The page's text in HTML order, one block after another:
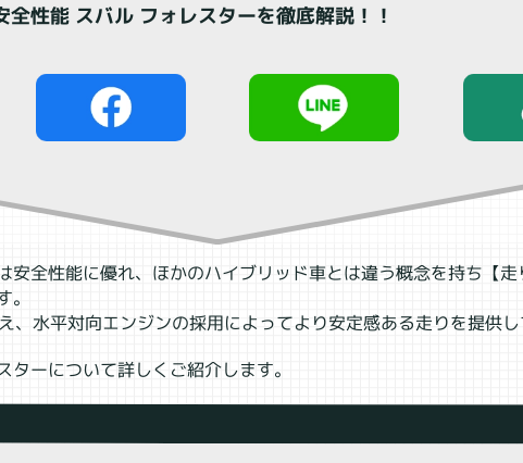
全性能 スバル フォレスターを徹底解説！！
安全性能に優れ、ほかのハイブリッド車とは違う概念を持ち【
、水平対向エンジンの採用によってより安定感ある走りを提供し
ターについて詳しくご紹介します。